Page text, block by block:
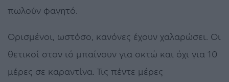
πωλούν φαγητό.
Ορισμένοι, ωστόσο, κανόνες έχουν χαλαρώσει. Οι
θετικοί στον ιό μπαίνουν για οκτώ και όχι για 10
μέρες σε καραντίνα. Τις πέντε μέρες